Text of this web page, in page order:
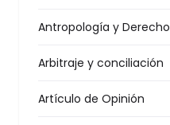
Antropología y Derecho
Arbitraje y conciliación
Artículo de Opinión